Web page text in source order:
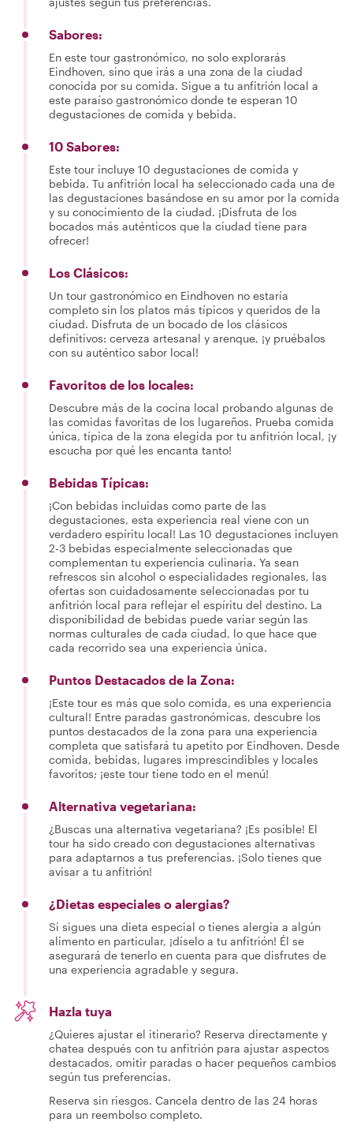
Sabores:
En este tour gastronómico, no solo explorarás
Eindhoven, sino que irás a una zona de la ciudad
conocida por su comida. Sigue a tu anfitrión local a
este paraíso gastronómico donde te esperan 10
degustaciones de comida y bebida.
10 Sabores:
Este tour incluye 10 degustaciones de comida y
bebida. Tu anfitrión local ha seleccionado cada una de
las degustaciones basándose en su amor por la comida
y su conocimiento de la ciudad. ¡Disfruta de los
bocados más auténticos que la ciudad tiene para
ofrecer!
Los Clásicos:
Un tour gastronómico en Eindhoven no estaría
completo sin los platos más típicos y queridos de la
ciudad. Disfruta de un bocado de los clásicos
definitivos: cerveza artesanal y arenque, ¡y pruébalos
con su auténtico sabor local!
Favoritos de los locales:
Descubre más de la cocina local probando algunas de
las comidas favoritas de los lugareños. Prueba comida
única, típica de la zona elegida por tu anfitrión local, ¡y
escucha por qué les encanta tanto!
Bebidas Típicas:
¡Con bebidas incluidas como parte de las
degustaciones, esta experiencia real viene con un
verdadero espíritu local! Las 10 degustaciones incluyen
2-3 bebidas especialmente seleccionadas que
complementan tu experiencia culinaria. Ya sean
refrescos sin alcohol o especialidades regionales, las
ofertas son cuidadosamente seleccionadas por tu
anfitrión local para reflejar el espíritu del destino. La
disponibilidad de bebidas puede variar según las
normas culturales de cada ciudad, lo que hace que
cada recorrido sea una experiencia única.
Puntos Destacados de la Zona:
¡Este tour es más que solo comida, es una experiencia
cultural! Entre paradas gastronómicas, descubre los
puntos destacados de la zona para una experiencia
completa que satisfará tu apetito por Eindhoven. Desde
comida, bebidas, lugares imprescindibles y locales
favoritos; ¡este tour tiene todo en el menú!
Alternativa vegetariana:
¿Buscas una alternativa vegetariana? ¡Es posible! El
tour ha sido creado con degustaciones alternativas
para adaptarnos a tus preferencias. ¡Solo tienes que
avisar a tu anfitrión!
¿Dietas especiales o alergias?
Si sigues una dieta especial o tienes alergia a algún
alimento en particular, ¡díselo a tu anfitrión! Él se
asegurará de tenerlo en cuenta para que disfrutes de
una experiencia agradable y segura.
Hazla tuya
¿Quieres ajustar el itinerario? Reserva directamente y
chatea después con tu anfitrión para ajustar aspectos
destacados, omitir paradas o hacer pequeños cambios
según tus preferencias.
Reserva sin riesgos. Cancela dentro de las 24 horas
para un reembolso completo.